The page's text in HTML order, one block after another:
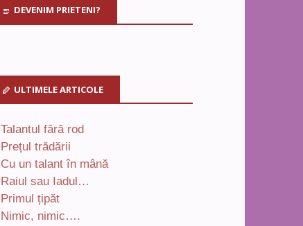
DEVENIM PRIETENI?
ULTIMELE ARTICOLE
Talantul fără rod
Prețul trădării
Cu un talant în mână
Raiul sau Iadul…
Primul țipăt
Nimic, nimic….